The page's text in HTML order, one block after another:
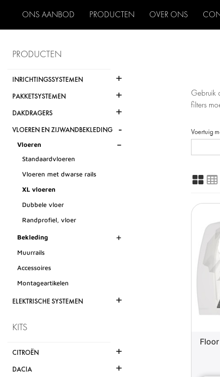
ONS AANBOD PRODUCTEN OVER ONS
PRODUCTEN
INRICHTINGSSYSTEMEN +
PAKKETSYSTEMEN +
DAKDRAGERS +
VLOEREN EN ZIJWANDBEKLEDING -
Vloeren -
Standaardvloeren
Vloeren met dwarse rails
XL vloeren
Dubbele vloer
Randprofiel, vloer
Bekleding +
Muurrails
Accessoires
Montageartikelen
ELEKTRISCHE SYSTEMEN +
KITS
CITROËN +
DACIA +
Gebruik
filters
Voertuig